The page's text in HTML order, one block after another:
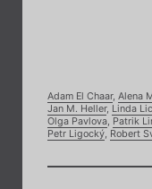
Adam El Chaar, Alena
Jan M. Heller, Linda
Olga Pavlova, Patrik
Petr Ligocký, Robert